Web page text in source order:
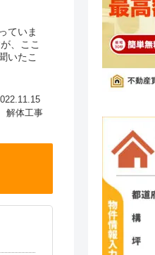
ていま
、ここ
いたこ
解体工事